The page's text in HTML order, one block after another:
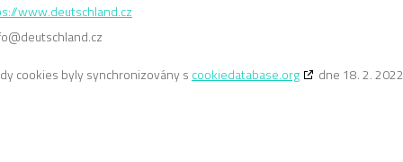
www.deutschland.cz
deutschland.cz
cookies byly synchronizovány s cookiedatabase.org dne 18. 2. 2022